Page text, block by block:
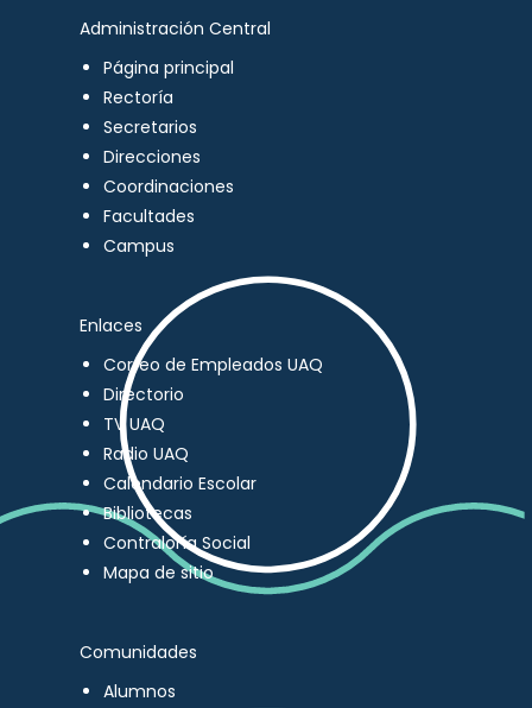
Administración Central
Página principal
Rectoría
Secretarios
Direcciones
Coordinaciones
Facultades
Campus
Enlaces
Correo de Empleados UAQ
Directorio
TV UAQ
Radio UAQ
Calendario Escolar
Bibliotecas
Contraloría Social
Mapa de sitio
Comunidades
Alumnos